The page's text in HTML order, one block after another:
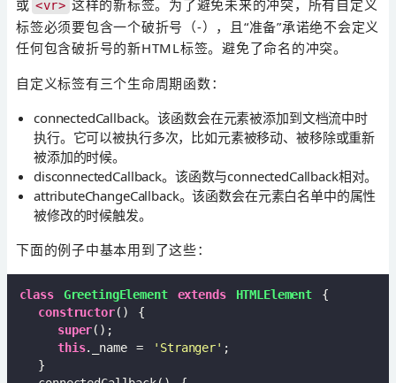
或 <vr> 这样的新标签。为了避免未来的冲突，所有自定义
标签必须要包含一个破折号（-），且“准备”承诺绝不会定义
任何包含破折号的新HTML标签。避免了命名的冲突。
自定义标签有三个生命周期函数：
connectedCallback。该函数会在元素被添加到文档流中时
执行。它可以被执行多次，比如元素被移动、被移除或重新
被添加的时候。
disconnectedCallback。该函数与connectedCallback相对。
attributeChangeCallback。该函数会在元素白名单中的属性
被修改的时候触发。
下面的例子中基本用到了这些：
class GreetingElement extends HTMLElement
{
constructor() {
super();
this._name = 'Stranger' ;
  }